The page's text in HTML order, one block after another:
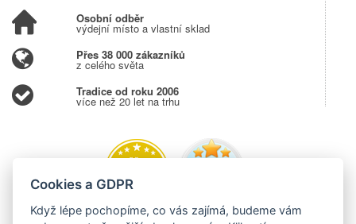
Osobní odběr
výdejní místo a vlastní sklad
Přes 38 000 zákazníků
z celého světa
Tradice od roku 2006
více než 20 let na trhu
Cookies a GDPR
Když lépe pochopíme, co vás zajímá, budeme vám